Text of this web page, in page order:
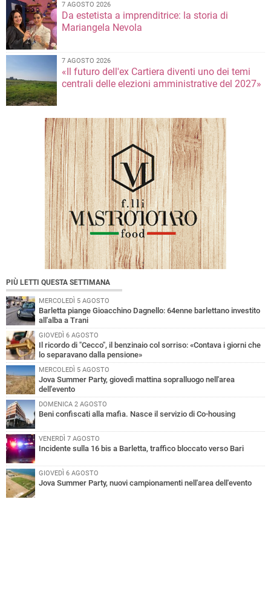
7 AGOSTO 2026
Da estetista a imprenditrice: la storia di
Mariangela Nevola
7 AGOSTO 2026
«Il futuro dell'ex Cartiera diventi uno dei temi
centrali delle elezioni amministrative del 2027»
PIÙ LETTI QUESTA SETTIMANA
MERCOLEDÌ 5 AGOSTO
Barletta piange Gioacchino Dagnello: 64enne barlettano investito
all'alba a Trani
GIOVEDÌ 6 AGOSTO
Il ricordo di "Cecco", il benzinaio col sorriso: «Contava i giorni che
lo separavano dalla pensione»
MERCOLEDÌ 5 AGOSTO
Jova Summer Party, giovedì mattina sopralluogo nell'area
dell'evento
DOMENICA 2 AGOSTO
Beni confiscati alla mafia. Nasce il servizio di Co-housing
VENERDÌ 7 AGOSTO
Incidente sulla 16 bis a Barletta, traffico bloccato verso Bari
GIOVEDÌ 6 AGOSTO
Jova Summer Party, nuovi campionamenti nell'area dell'evento